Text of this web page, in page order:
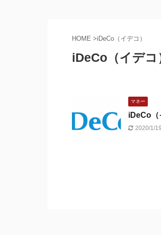
HOME >iDeCo（イデコ）
iDeCo（イデコ
マネー
iDeCo（
2020/1/19